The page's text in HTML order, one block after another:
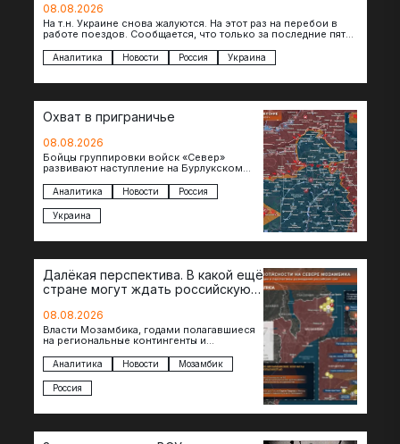
08.08.2026
На т.н. Украине снова жалуются. На этот раз на перебои в
работе поездов. Сообщается, что только за последние пять
Аналитика Новости Россия Украина
Охват в приграничье
08.08.2026
Бойцы группировки войск «Север»
развивают наступление на Бурлукском
теснят противника сразу на нескольких
участках, создавая угрозу охвата…
Аналитика Новости Россия
Украина
Далёкая перспектива. В какой ещё
стране могут ждать российскую
08.08.2026
Власти Мозамбика, годами полагавшиеся
на региональные контингенты и
обращаются к российской стороне за
консультациями в…
Аналитика Новости Мозамбик
Россия